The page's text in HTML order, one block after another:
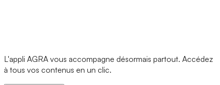
L'appli AGRA vous accompagne désormais partout. Accédez
à tous vos contenus en un clic.